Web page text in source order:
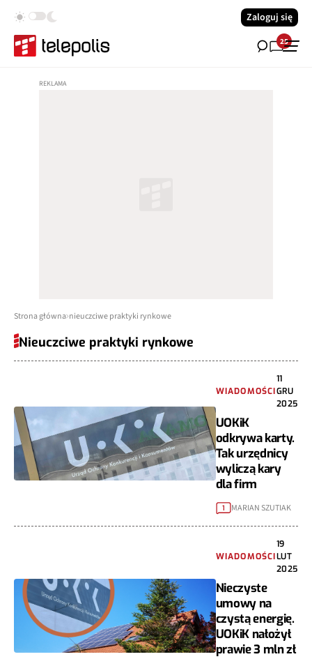
Zaloguj się
25
Strona główna nieuczciwe praktyki rynkowe
Nieuczciwe praktyki rynkowe
WIADOMOŚCI
11
GRU
2025
UOKiK
odkrywa karty.
Tak urzędnicy
wyliczą kary
dla firm
1 MARIAN SZUTIAK
WIADOMOŚCI
19
LUT
2025
Nieczyste
umowy na
czystą energię.
UOKiK nałożył
prawie 3 mln zł